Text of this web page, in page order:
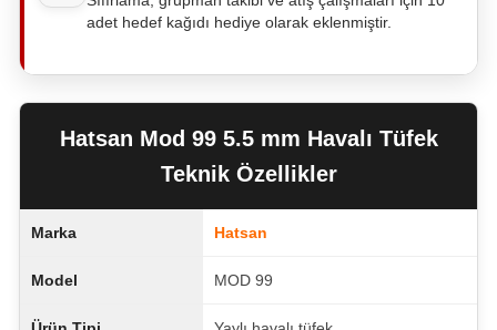
adet hedef kağıdı hediye olarak eklenmiştir.
Hatsan Mod 99 5.5 mm Havalı Tüfek
Teknik Özellikler
Marka Hatsan
Model MOD 99